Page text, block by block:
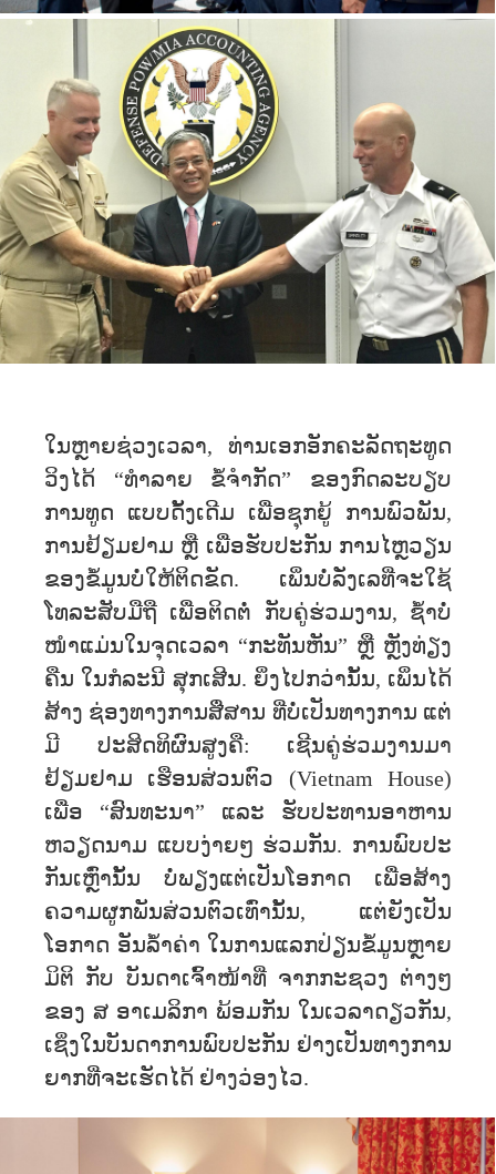
ໃນຫຼາຍຊ່ວງເວລາ, ທ່ານເອກອັກຄະລັດຖະທູດ
ວິງໄດ້ “ທໍາລາຍ ຂໍ້ຈຳກັດ” ຂອງກົດລະບຽບ
ການທູດ ແບບດັ້ງເດີມ ເພື່ອຊຸກຍູ້ ການພົວພັນ,
ການຢ້ຽມຢາມ ຫຼື ເພື່ອຮັບປະກັນ ການໄຫຼວຽນ
ຂອງຂໍ້ມູນບໍ່ໃຫ້ຕິດຂັດ. ເພິ່ນບໍ່ລັ່ງເລທີ່ຈະໃຊ້
ໂທລະສັບມືຖື ເພື່ອຕິດຕໍ່ ກັບຄູ່ຮ່ວມງານ, ຊໍ້າບໍ່
ໜຳແມ່ນໃນຈຸດເວລາ “ກະທັນຫັນ” ຫຼື ຫຼັງທ່ຽງ
ຄືນ ໃນກໍລະນີ ສຸກເສີນ. ຍິ່ງໄປກວ່ານັ້ນ, ເພິ່ນໄດ້
ສ້າງ ຊ່ອງທາງການສື່ສານ ທີ່ບໍ່ເປັນທາງການ ແຕ່
ມີ ປະສິດທິຜົນສູງຄື: ເຊີນຄູ່ຮ່ວມງານມາ
ຢ້ຽມຢາມ ເຮືອນສ່ວນຕົວ (Vietnam House)
ເພື່ອ “ສົນທະນາ” ແລະ ຮັບປະທານອາຫານ
ຫວຽດນາມ ແບບງ່າຍໆ ຮ່ວມກັນ. ການພົບປະ
ກັນເຫຼົ່ານັ້ນ ບໍ່ພຽງແຕ່ເປັນໂອກາດ ເພື່ອສ້າງ
ຄວາມຜູກພັນສ່ວນຕົວເທົ່ານັ້ນ, ແຕ່ຍັງເປັນ
ໂອກາດ ອັນລ້ຳຄ່າ ໃນການແລກປ່ຽນຂໍ້ມູນຫຼາຍ
ມິຕິ ກັບ ບັນດາເຈົ້າໜ້າທີ່ ຈາກກະຊວງ ຕ່າງໆ
ຂອງ ສ ອາເມລິກາ ພ້ອມກັນ ໃນເວລາດຽວກັນ,
ເຊິ່ງໃນບັນດາການພົບປະກັນ ຢ່າງເປັນທາງການ
ຍາກທີ່ຈະເຮັດໄດ້ ຢ່າງວ່ອງໄວ.